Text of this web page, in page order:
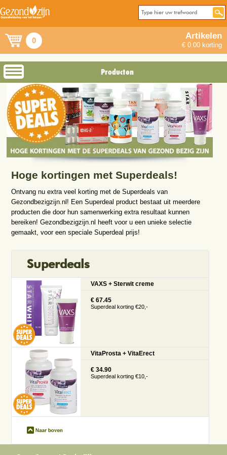
0 Artikelen
€ 0.00 korting
Producten
Hoge kortingen met Superdeals!
Ontvang nu extra veel korting met de Superdeals van
Gezondbezigzijn.nl! Een Superdeal product bestaat uit meerdere
producten die door hun samenwerking extra resultaat kunnen
bereiken! Gezondbezigzijn.nl heeft voor u een unieke selectie
gemaakt, voor een speciale Superdeal prijs!
Superdeals
VAXS + Sterwit creme
€ 67.45
Superdeal korting €20,-
VitaProsta + VitaErect
€ 34.90
Superdeal korting €10,-